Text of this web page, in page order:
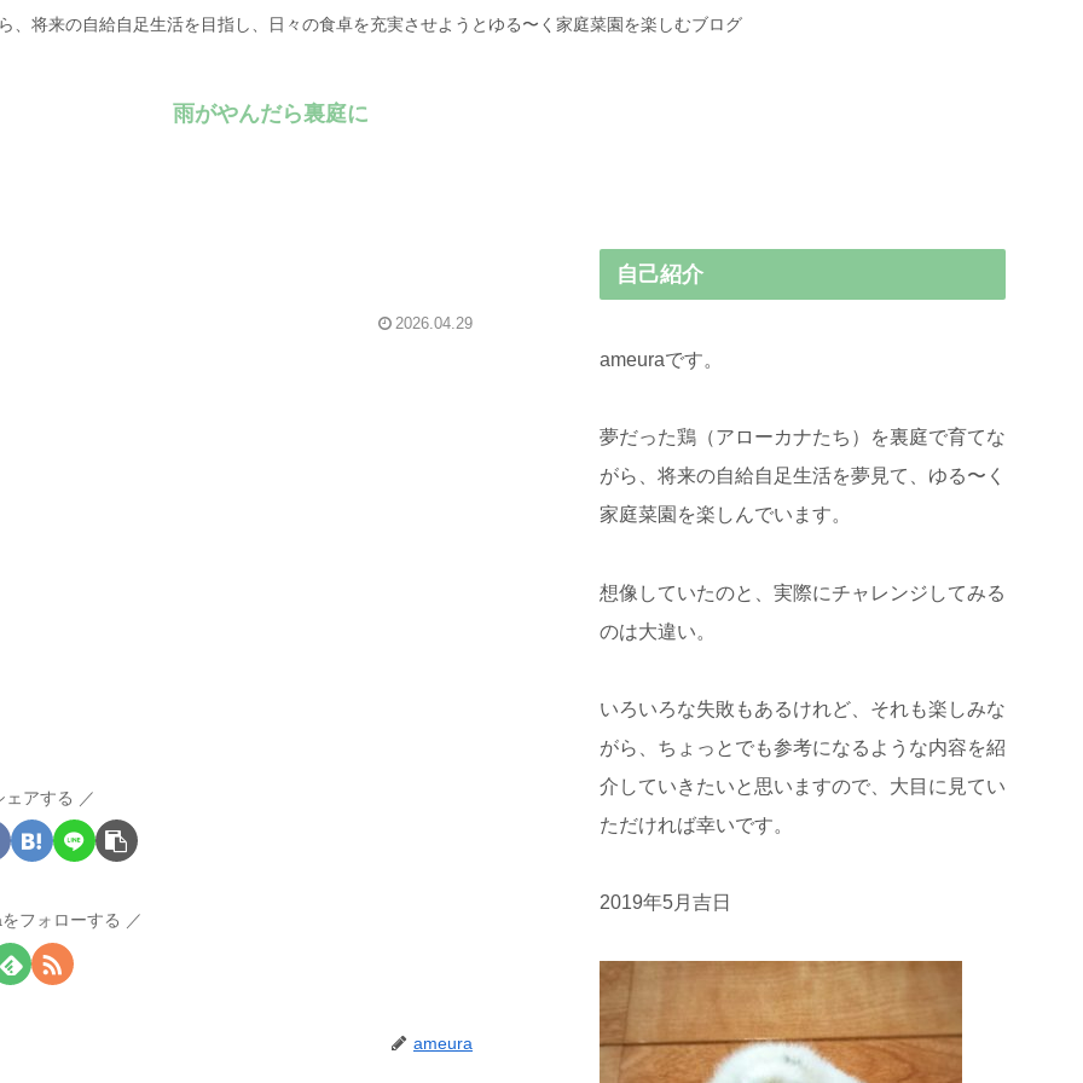
、将来の自給自足生活を目指し、日々の食卓を充実させようとゆる〜く家庭菜園を楽しむブログ
雨がやんだら裏庭に
2026.04.29
ェアする
フォローする
ameura
自己紹介
ameuraです。
夢だった鶏（アローカナたち）を裏庭で育てな
がら、将来の自給自足生活を夢見て、ゆる〜く
家庭菜園を楽しんでいます。
想像していたのと、実際にチャレンジしてみる
のは大違い。
いろいろな失敗もあるけれど、それも楽しみな
がら、ちょっとでも参考になるような内容を紹
介していきたいと思いますので、大目に見てい
ただければ幸いです。
2019年5月吉日